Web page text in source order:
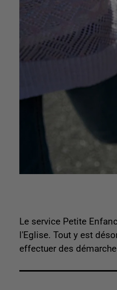
Le service Petite
l'Eglise. Tout y est
effectuer des